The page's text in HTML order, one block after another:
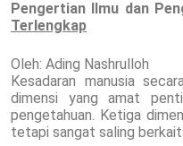
Pengertian Ilmu dan
Terlengkap
Oleh: Ading Nashrulloh
Kesadaran manusia
dimensi yang amat
pengetahuan. Ketiga
tetapi sangat saling